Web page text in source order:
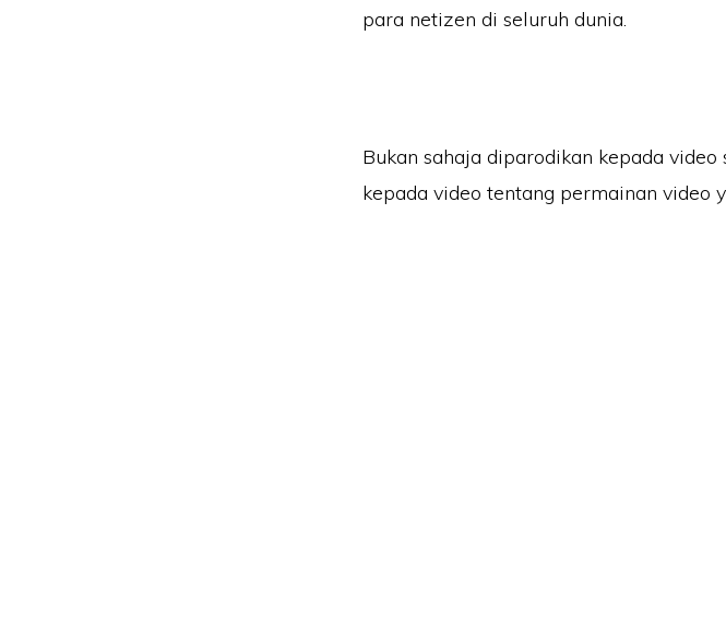
para netizen di seluruh dunia.
Bukan sahaja diparodikan kepada
kepada video tentang permainan video